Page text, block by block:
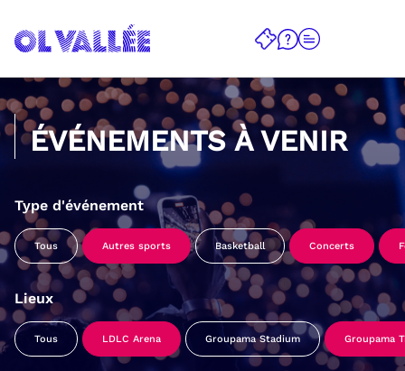
ÉVÉNEMENTS À VENIR
Type d'événement
Tous Autres sports Basketball Concerts
Lieux
Tous LDLC Arena Groupama Stadium Groupama